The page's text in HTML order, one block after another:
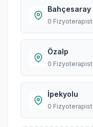
Bahçesaray
0 Fizyoterapist
Özalp
0 Fizyoterapist
İpekyolu
0 Fizyoterapist